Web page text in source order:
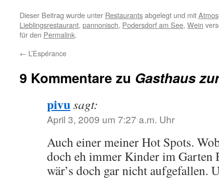
Dieser Beitrag wurde unter Restaurantsabgelegt und mit
Lieblingsrestaurant, pannonisch, Podersdorf am See, Wein
für den Permalink.
← L’Espérance
9 Kommentare zu Gasthaus
pivusagt:
April 3, 2009 um 7:27 a.m. Uhr
Auch einer meiner Hot Spots.
doch eh immer Kinder im Garten
wär’s doch gar nicht aufgefallen.